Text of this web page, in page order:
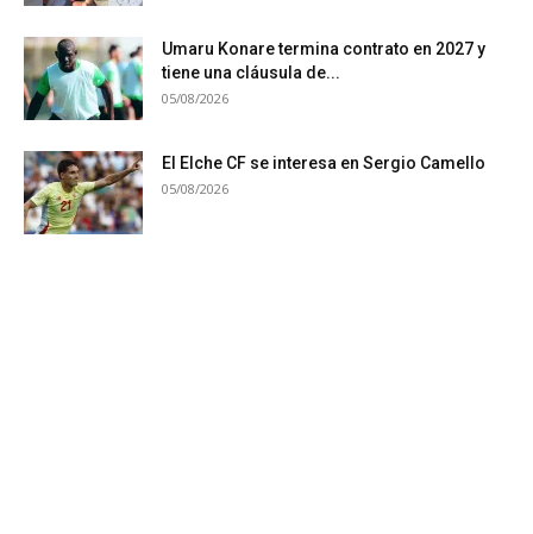
Umaru Konare termina contrato en 2027 y
tiene una cláusula de...
05/08/2026
El Elche CF se interesa en Sergio Camello
05/08/2026